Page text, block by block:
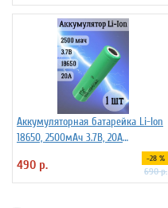
Аккумуляторная батарейка Li-Ion
18650, 2500мАч 3.7В, 20A
490 р. -28 %
690 р.